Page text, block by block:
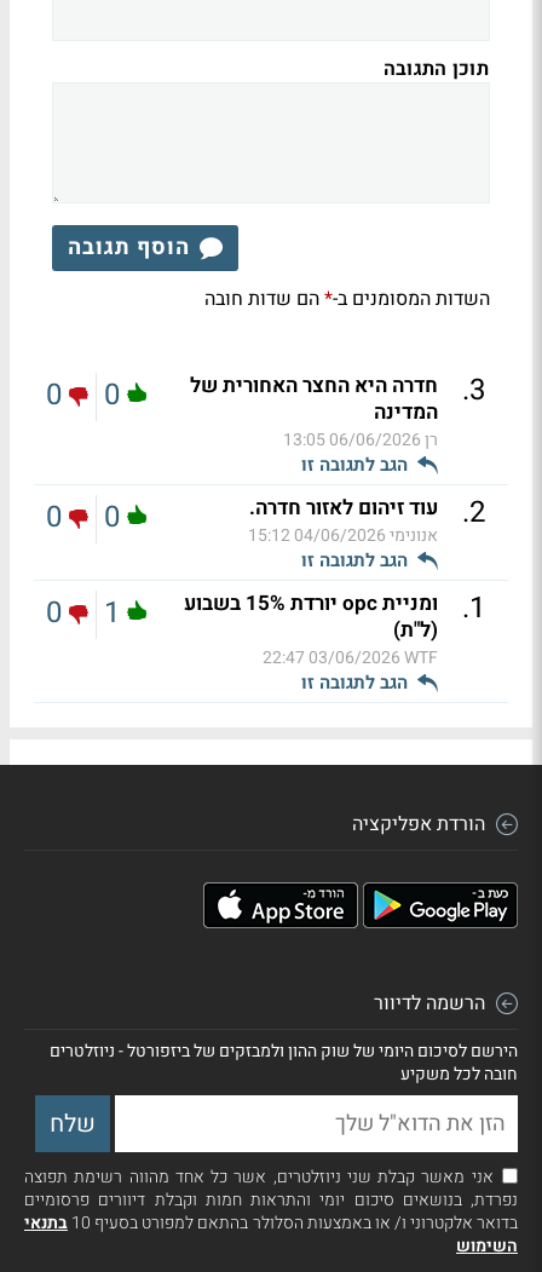
תוכן התגובה
הוסף תגובה
השדות המסומנים ב-*הם שדות חובה
3
.
חדרה היא החצר האחורית של
המדינה
רן06/06/2026 13:05
הגב לתגובה זו
0
0
2
. עוד זיהום לאזור חדרה.
אנונימי04/06/2026 15:12
הגב לתגובה זו
0
0
1
.
ומניית opc יורדת 15% בשבוע
(ל"ת)
WTF
03/06/2026 22:47
הגב לתגובה זו
1
0
הורדת אפליקציה
הרשמה לדיוור
הירשם לסיכום היומי של שוק ההון ולמבזקים של ביזפורטל - ניוזלטרים
חובה לכל משקיע
אני מאשר קבלת שני ניוזלטרים, אשר כל אחד מהווה רשימת תפוצה
נפרדת, בנושאים סיכום יומי והתראות חמות וקבלת דיוורים פרסומיים
בדואר אלקטרוני ו/ או באמצעות הסלולר בהתאם למפורט בסעיף 10
בתנאי
השימוש